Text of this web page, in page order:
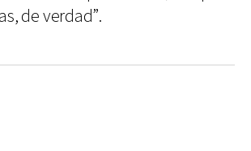
de verdad”.